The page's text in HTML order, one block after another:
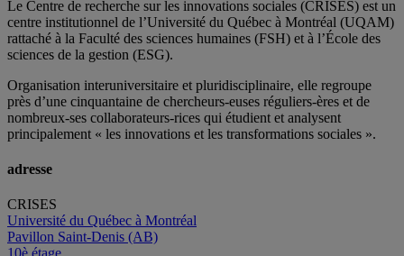
Le Centre de recherche sur les innovations sociales (CRISES) est un
centre institutionnel de l’Université du Québec à Montréal (UQAM)
rattaché à la Faculté des sciences humaines (FSH) et à l’École des
sciences de la gestion (ESG).
Organisation interuniversitaire et pluridisciplinaire, elle regroupe
près d’une cinquantaine de chercheurs-euses réguliers-ères et de
nombreux-ses collaborateurs-rices qui étudient et analysent
principalement « les innovations et les transformations sociales ».
adresse
CRISES
Université du Québec à Montréal
Pavillon Saint-Denis (AB)